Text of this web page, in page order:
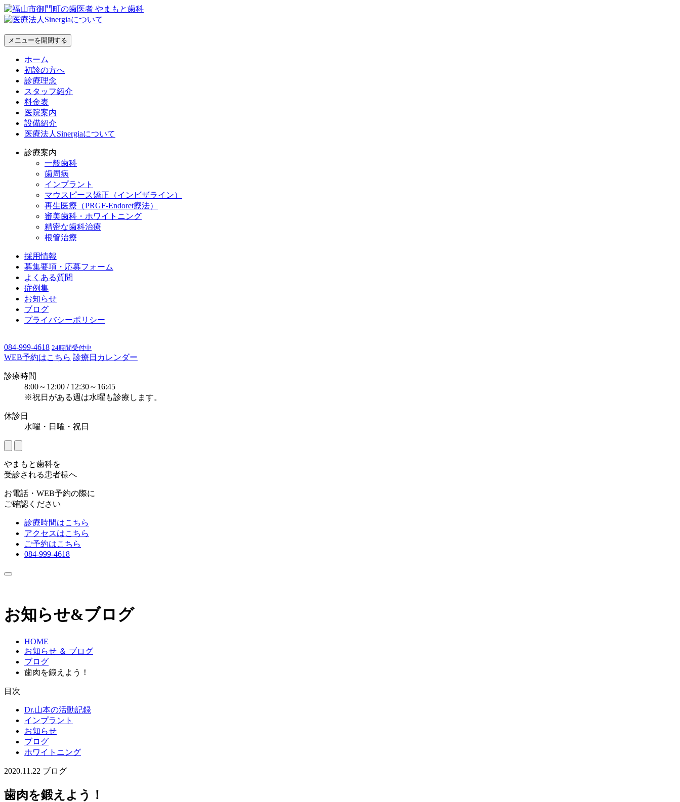
メニューを開閉する
ホーム
初診の方へ
診療理念
スタッフ紹介
料金表
医院案内
設備紹介
医療法人Sinergiaについて
診療案内
一般歯科
歯周病
インプラント
マウスピース矯正（インビザライン）
再生医療（PRGF-Endoret療法）
審美歯科・ホワイトニング
精密な歯科治療
根管治療
採用情報
募集要項・応募フォーム
よくある質問
症例集
お知らせ
ブログ
プライバシーポリシー
084-999-4618 24時間受付中
WEB予約はこちら 診療日カレンダー
診療時間
8:00～12:00 / 12:30～16:45
※祝日がある週は水曜も診療します。
休診日
水曜・日曜・祝日
やまもと歯科を
受診される患者様へ
お電話・WEB予約の際に
ご確認ください
診療時間はこちら
アクセスはこちら
ご予約はこちら
084-999-4618
お知らせ&ブログ
HOME
お知らせ ＆ ブログ
ブログ
歯肉を鍛えよう！
目次
Dr.山本の活動記録
インプラント
お知らせ
ブログ
ホワイトニング
2020.11.22 ブログ
歯肉を鍛えよう！